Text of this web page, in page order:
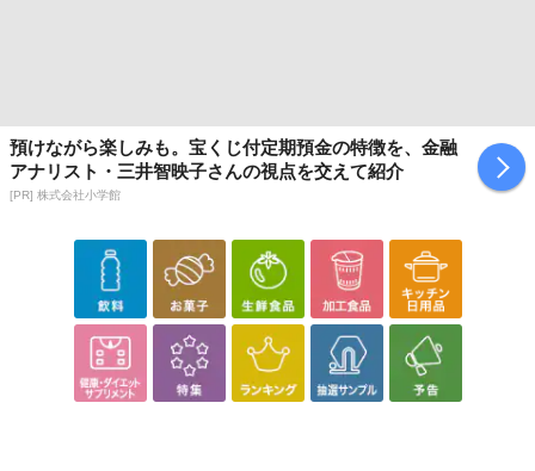
預けながら楽しみも。宝くじ付定期預金の特徴を、金融
アナリスト・三井智映子さんの視点を交えて紹介
[PR] 株式会社小学館